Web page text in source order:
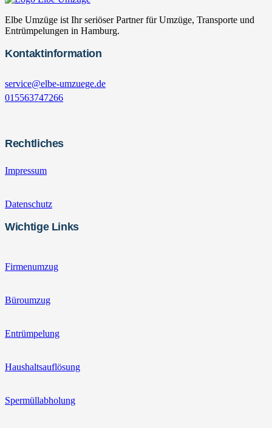
Elbe Umzüge ist Ihr seriöser Partner für Umzüge, Transporte und
Entrümpelungen in Hamburg.
Kontaktinformation
service@elbe-umzuege.de
015563747266
Rechtliches
Impressum
Datenschutz
Wichtige Links
Firmenumzug
Büroumzug
Entrümpelung
Haushaltsauflösung
Spermüllabholung